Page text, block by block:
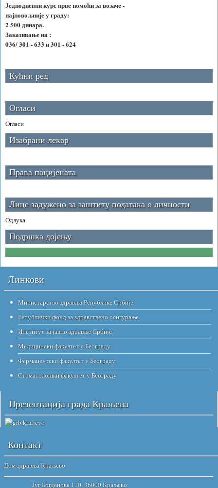
Једнодневни курс прве помоћи за возаче -
најповољније у граду:
2 500 динара.
Заказивање на :
036/ 301 - 633 и 301 - 624
Кућни ред
Огласи
Огласи
Изабрани лекар
Права пацијената
Лице задужено за заштиту података о личности
Одлука
Подршка дојењу
Линкови
Министарство здравља Републике Србије
Републички фонд за здравствено осигурање
Институт за јавно здравље Србије
Медицински факултет у Београду
Фармацеутски факултет у Београду
Стоматолошки факултет у Београду
Презентација града Краљева
Контакт
Дом здравља Краљево
Југ Богданова 110, 36000 Краљево